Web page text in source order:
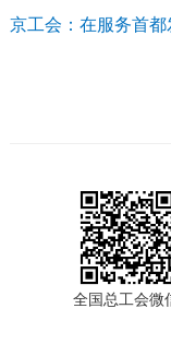
京工会：在服务首
全国总工会微